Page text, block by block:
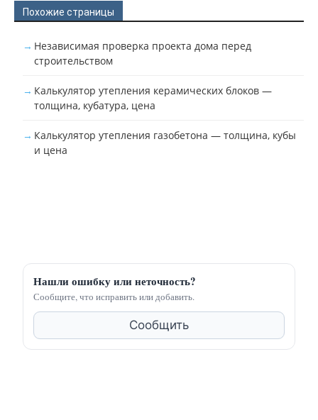
Похожие страницы
Независимая проверка проекта дома перед
строительством
Калькулятор утепления керамических блоков —
толщина, кубатура, цена
Калькулятор утепления газобетона — толщина, кубы
и цена
Нашли ошибку или неточность?
Сообщите, что исправить или добавить.
Сообщить